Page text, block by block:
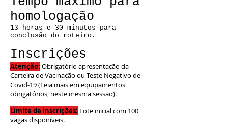
homologação
13 horas e 30 minutos para
conclusão do roteiro.
Inscrições
Atenção: Obrigatório apresentação da
Carteira de Vacinação ou Teste Negativo de
Covid-19 (Leia mais em equipamentos
obrigatórios, neste mesma sessão).
Limite de inscrições: Lote inicial com 100
vagas disponíveis.